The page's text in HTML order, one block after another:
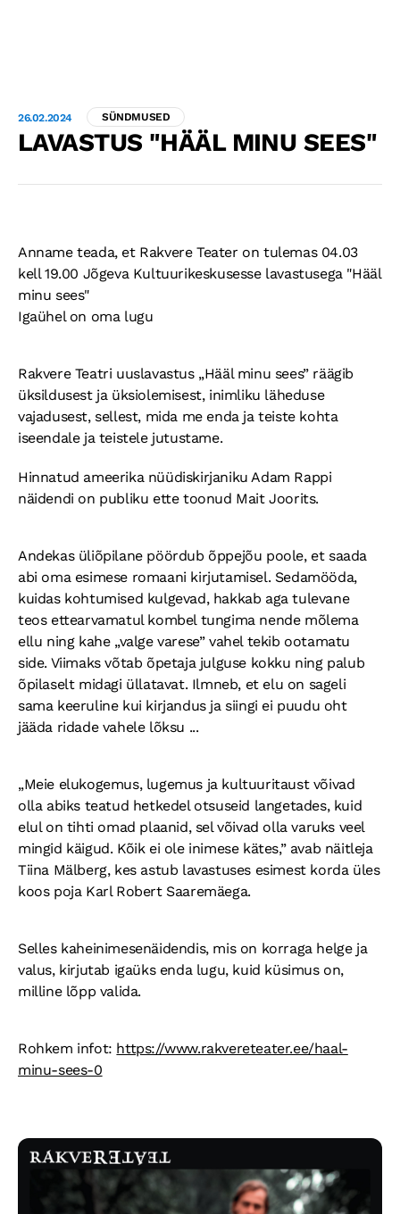
RINGITEGEVUS
PAUNVERE LAAT
GALERII
KAUPLEJALE
KONTAKTID
SÜNDMUSTE GALERII
26.02.2024 SÜNDMUSED
LAVASTUS "HÄÄL MINU SEES"
Anname teada, et Rakvere Teater on tulemas 04.03
kell 19.00 Jõgeva Kultuurikeskusesse lavastusega "Hääl
minu sees"
Igaühel on oma lugu
Rakvere Teatri uuslavastus „Hääl minu sees” räägib
üksildusest ja üksiolemisest, inimliku läheduse
vajadusest, sellest, mida me enda ja teiste kohta
iseendale ja teistele jutustame.
Hinnatud ameerika nüüdiskirjaniku Adam Rappi
näidendi on publiku ette toonud Mait Joorits.
Andekas üliõpilane pöördub õppejõu poole, et saada
abi oma esimese romaani kirjutamisel. Sedamööda,
kuidas kohtumised kulgevad, hakkab aga tulevane
teos ettearvamatul kombel tungima nende mõlema
ellu ning kahe „valge varese” vahel tekib ootamatu
side. Viimaks võtab õpetaja julguse kokku ning palub
õpilaselt midagi üllatavat. Ilmneb, et elu on sageli
sama keeruline kui kirjandus ja siingi ei puudu oht
jääda ridade vahele lõksu ...
„Meie elukogemus, lugemus ja kultuuritaust võivad
olla abiks teatud hetkedel otsuseid langetades, kuid
elul on tihti omad plaanid, sel võivad olla varuks veel
mingid käigud. Kõik ei ole inimese kätes,” avab näitleja
Tiina Mälberg, kes astub lavastuses esimest korda üles
koos poja Karl Robert Saaremäega.
Selles kaheinimesenäidendis, mis on korraga helge ja
valus, kirjutab igaüks enda lugu, kuid küsimus on,
milline lõpp valida.
Rohkem infot: https://www.rakvereteater.ee/haal-
minu-sees-0